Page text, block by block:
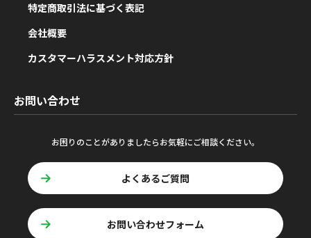
特定商取引法に基づく表記
会社概要
カスタマーハラスメント対応方針
お問い合わせ
お困りのことがありましたらお気軽にご相談ください。
よくあるご質問
お問い合わせフォーム